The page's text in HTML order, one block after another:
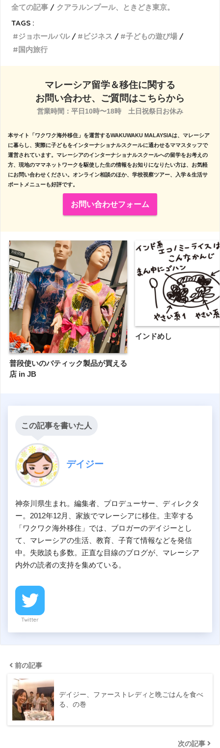
全ての記事
クアラルンプール、ときどき東京。
TAGS :
ジョホールバル
ビジネス
子どもの遊び場
国内旅行
マレーシア留学＆移住に関する
お問い合わせ、ご質問はこちらから
営業時間：平日10時〜18時　土日祝祭日お休み
本サイト「ワクワク海外移住」を運営するWAKUWAKU MALAYSIAは、マレーシア
に暮らし、実際に子どもをインターナショナルスクールに通わせるママスタッフで
運営されています。マレーシアのインターナショナルスクールへの留学をお考えの
方、現地のママネットワークを駆使した生の情報をお知りになりたい方は、お気軽
にお問い合わせください。オンライン相談のほか、学校視察ツアー、入学＆生活サ
ポートメニューも好評です。
お問い合わせフォーム
普段使いのバティック製品が買える
店 in JB
インドめし
この記事を書いた人
デイジー
神奈川県生まれ。編集者、プロデューサー、ディレクタ
ー。2012年12月、家族でマレーシアに移住。主宰する
「ワクワク海外移住」では、ブロガーのデイジーとし
て、マレーシアの生活、教育、子育て情報などを発信
中。失敗談も多数。正直な目線のブログが、マレーシア
内外の読者の支持を集めている。
Twitter
前の記事
デイジー、ファーストレディと晩ごはんを食べ
る、の巻
次の記事